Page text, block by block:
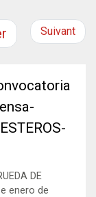
Suivant
DE
enero de